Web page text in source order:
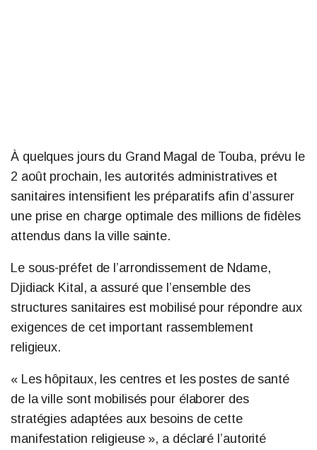
À quelques jours du Grand Magal de Touba, prévu le
2 août prochain, les autorités administratives et
sanitaires intensifient les préparatifs afin d’assurer
une prise en charge optimale des millions de fidèles
attendus dans la ville sainte.
Le sous-préfet de l’arrondissement de Ndame,
Djidiack Kital, a assuré que l’ensemble des
structures sanitaires est mobilisé pour répondre aux
exigences de cet important rassemblement
religieux.
« Les hôpitaux, les centres et les postes de santé
de la ville sont mobilisés pour élaborer des
stratégies adaptées aux besoins de cette
manifestation religieuse », a déclaré l’autorité